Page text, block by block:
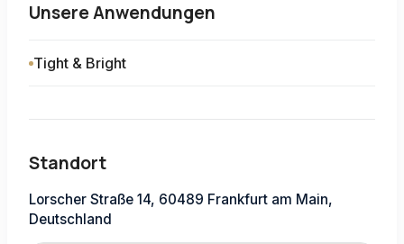
Unsere Anwendungen
Tight & Bright
Standort
Lorscher Straße 14, 60489 Frankfurt am Main,
Deutschland